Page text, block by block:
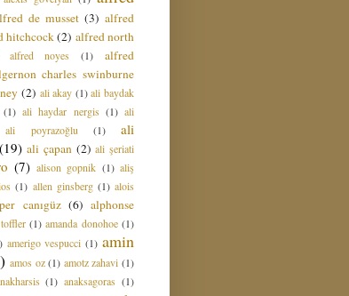
de musset (3) alfred
hitchcock(2) alfred north
alfred noyes (1)
alfred
charles swinburne
(2) ali akay (1) ali baydak
(1) ali haydar nergis (1) ali
ali poyrazoğlu (1)
ali
(19) ali çapan (2) ali şeriati
(7) alison gopnik (1) aliş
(1) allen ginsberg (1) alois
canıgüz (6) alphonse
(1) amanda donohoe (1)
amerigo vespucci (1) amin
amos oz (1) amotz zahavi (1)
(1) anaksagoras (1)